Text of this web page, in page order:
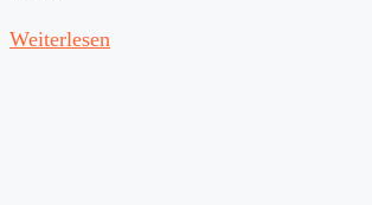
Weiterlesen